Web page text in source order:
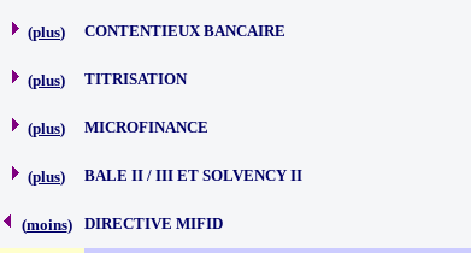
(plus) CONTENTIEUX BANCAIRE
(plus) TITRISATION
(plus) MICROFINANCE
(plus) BALE II / III ET SOLVENCY II
(moins) DIRECTIVE MIFID